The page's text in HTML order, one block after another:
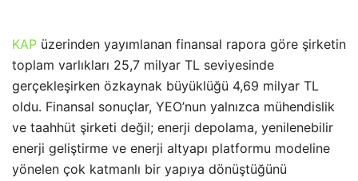
KAP üzerinden yayımlanan finansal rapora göre şirketin
toplam varlıkları 25,7 milyar TL seviyesinde
gerçekleşirken özkaynak büyüklüğü 4,69 milyar TL
oldu. Finansal sonuçlar, YEO’nun yalnızca mühendislik
ve taahhüt şirketi değil; enerji depolama, yenilenebilir
enerji geliştirme ve enerji altyapı platformu modeline
yönelen çok katmanlı bir yapıya dönüştüğünü